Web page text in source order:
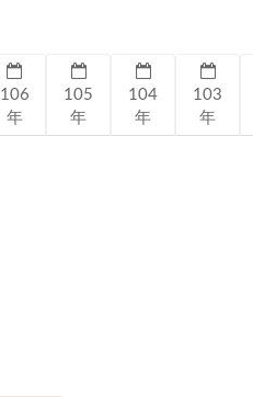
106
年
105
年
104
年
103
年